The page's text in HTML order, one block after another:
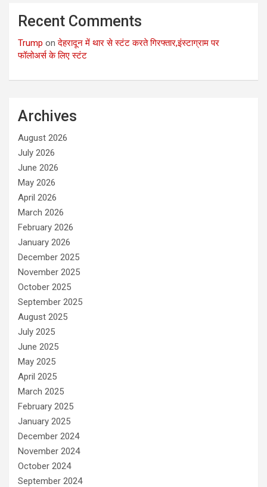
Recent Comments
Trump onदेहरादून में थार से स्टंट करते गिरफ्तार,इंस्टाग्राम पर
फॉलोअर्स के लिए स्टंट
Archives
August 2026
July 2026
June 2026
May 2026
April 2026
March 2026
February 2026
January 2026
December 2025
November 2025
October 2025
September 2025
August 2025
July 2025
June 2025
May 2025
April 2025
March 2025
February 2025
January 2025
December 2024
November 2024
October 2024
September 2024